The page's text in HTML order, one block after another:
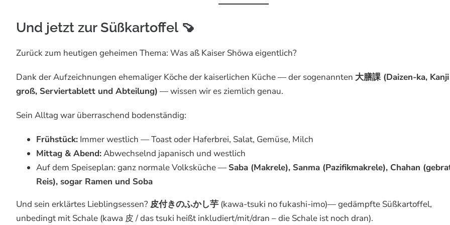
Und jetzt zur Süßkartoffel 🍠
Zurück zum heutigen geheimen Thema: Was aß Kaiser Shōwa eigentlich?
Dank der Aufzeichnungen ehemaliger Köche der kaiserlichen Küche — der sogenannten 大膳課 (Daizen-ka,
groß, Serviertablett und Abteilung) — wissen wir es ziemlich genau.
Sein Alltag war überraschend bodenständig:
Frühstück: Immer westlich — Toast oder Haferbrei, Salat, Gemüse, Milch
Mittag & Abend:Abwechselnd japanisch und westlich
Auf dem Speiseplan: ganz normale Volksküche — Saba (Makrele), Sanma (Pazifikmakrele), Chahan
Reis), sogar Ramen und Soba
Und sein erklärtes Lieblingsessen? 皮付きのふかし芋 (kawa-tsuki no fukashi-imo)— gedämpfte Süßkartoffel,
unbedingt mit Schale (kawa 皮 / das tsuki heißt inkludiert/mit/dran – die Schale ist noch dran).